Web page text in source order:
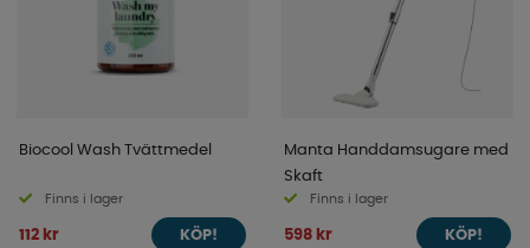
Biocool Wash Tvättmedel
Finns i lager
112 kr KÖP!
Manta Handdamsugare med
Skaft
Finns i lager
598 kr KÖP!